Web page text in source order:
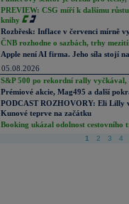
PREVIEW: CSG míří k dalšímu
knihy
Rozbřesk: Inflace v červenci mírně
ČNB rozhodne o sazbách, trhy
Apple není AI firma. Jeho síla stojí
05.08.2026
S&P 500 po rekordní rally vyčkával,
Prémiové akcie, Mag495 a další
PODCAST ROZHOVORY: Eli Lilly
Kunové teprve na začátku
Booking ukázal odolnost cestovního
1 2 3 4